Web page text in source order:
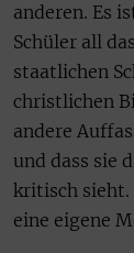
anderen. Es
Schüler all
staatlichen
christlichen
andere
und dass sie
kritisch sieht.
eine eigene